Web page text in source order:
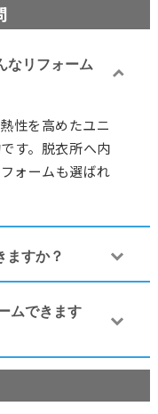
なリフォーム
性を高めたユニ
す。脱衣所へ内
ォームも選ばれ
ますか？
ムできます